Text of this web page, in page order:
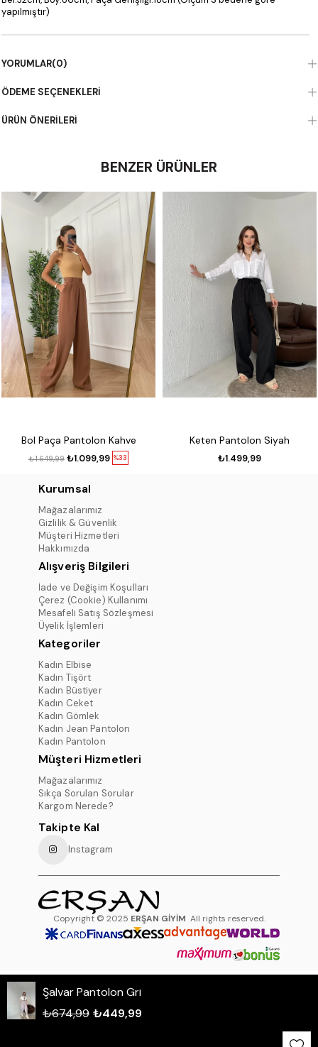
yapılmıştır)
YORUMLAR(0)
ÖDEME SEÇENEKLERI
ÜRÜN ÖNERILERI
BENZER ÜRÜNLER
Bol Paça Pantolon Kahve
%33
₺1.099,99
₺1.649,99
Keten Pantolon Siyah
₺1.499,99
Kurumsal
Mağazalarımız
Gizlilik & Güvenlik
Müşteri Hizmetleri
Hakkımızda
Alışveriş Bilgileri
İade ve Değişim Koşulları
Çerez (Cookie) Kullanımı
Mesafeli Satış Sözleşmesi
Üyelik İşlemleri
Kategoriler
Kadın Elbise
Kadın Tişört
Kadın Büstiyer
Kadın Ceket
Kadın Gömlek
Kadın Jean Pantolon
Kadın Pantolon
Müşteri Hizmetleri
Mağazalarımız
Sıkça Sorulan Sorular
Kargom Nerede?
Takipte Kal
Instagram
Copyright © 2025 ERŞAN GİYİM All rights reserved.
WHATSAPP DESTEK HATTI
Şalvar Pantolon Gri
₺674,99 ₺449,99